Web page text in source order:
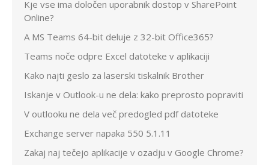
Kje vse ima določen uporabnik dostop v SharePoint
Online?
A MS Teams 64-bit deluje z 32-bit Office365?
Teams noče odpre Excel datoteke v aplikaciji
Kako najti geslo za laserski tiskalnik Brother
Iskanje v Outlook-u ne dela: kako preprosto popraviti
V outlooku ne dela več predogled pdf datoteke
Exchange server napaka 550 5.1.11
Zakaj naj tečejo aplikacije v ozadju v Google Chrome?